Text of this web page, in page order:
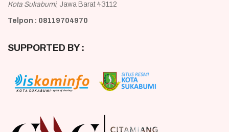
Kota Sukabumi, Jawa Barat 43112
Telpon : 08119704970
SUPPORTED BY :